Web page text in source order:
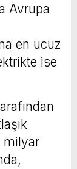
Avrupa
en ucuz
ise
milyar